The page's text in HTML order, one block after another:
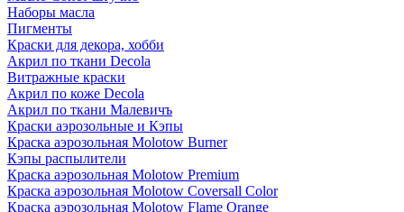
Наборы масла
Пигменты
Краски для декора, хобби
Акрил по ткани Decola
Витражные краски
Акрил по коже Decola
Акрил по ткани Малевичъ
Краски аэрозольные и Кэпы
Краска аэрозольная Molotow Burner
Кэпы распылители
Краска аэрозольная Molotow Premium
Краска аэрозольная Molotow Coversall Color
Краска аэрозольная Molotow Flame Orange